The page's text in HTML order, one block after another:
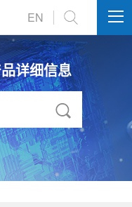
EN
详细信息